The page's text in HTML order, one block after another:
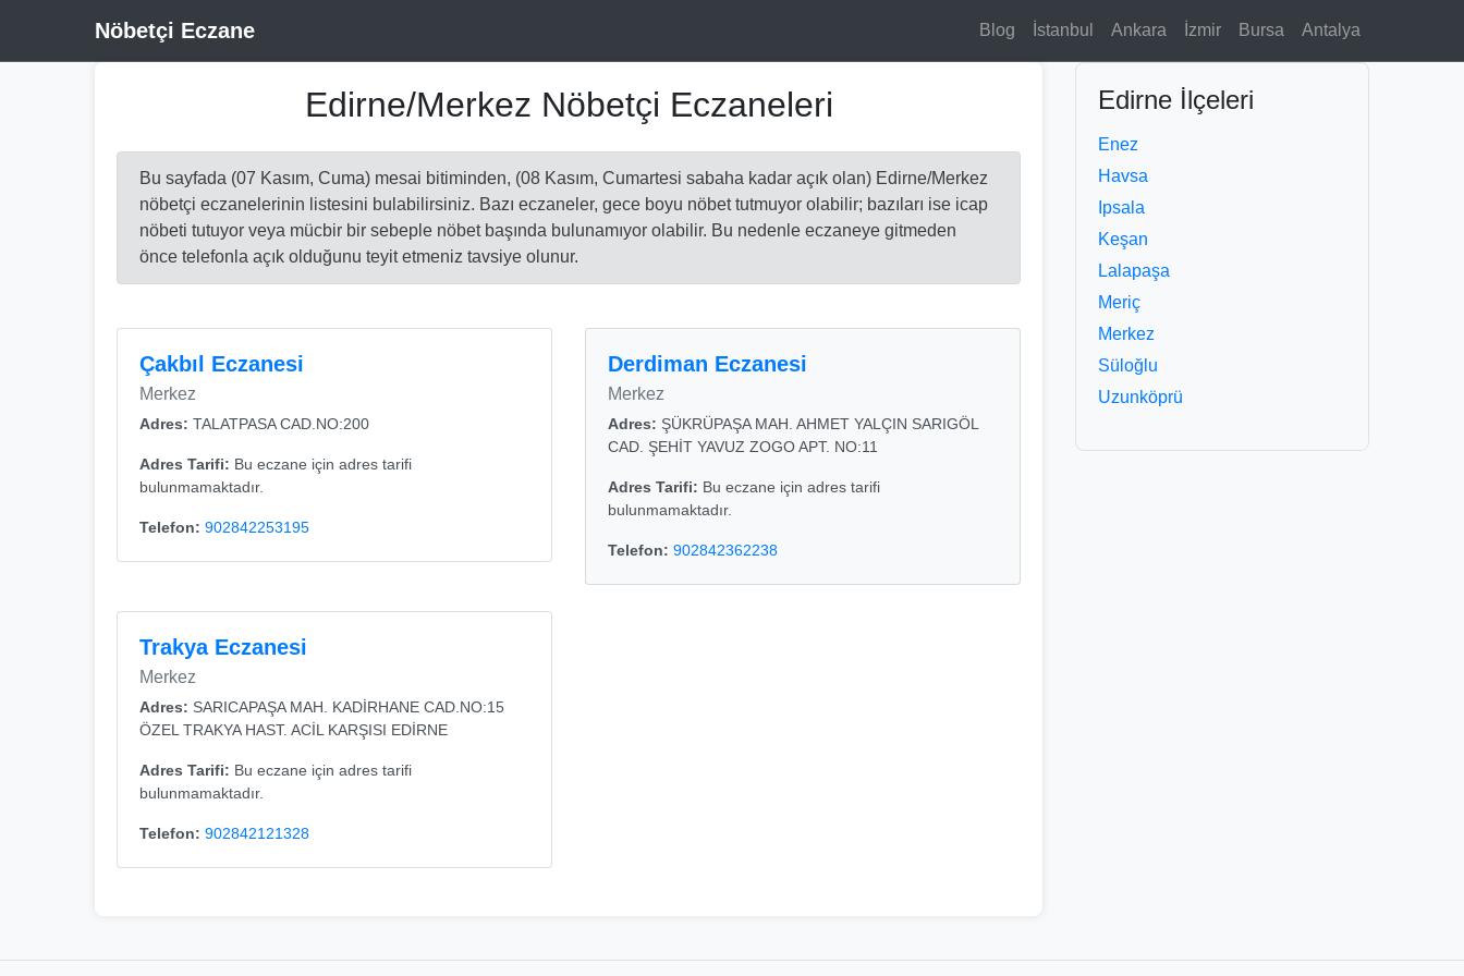
Nöbetçi Eczane Blog İstanbul Ankara İzmir Bursa Antalya
Edirne/Merkez Nöbetçi Eczaneleri
Bu sayfada (07 Kasım, Cuma) mesai bitiminden, (08 Kasım, Cumartesi sabaha kadar açık olan) Edirne/Merkez
nöbetçi eczanelerinin listesini bulabilirsiniz. Bazı eczaneler, gece boyu nöbet tutmuyor olabilir; bazıları ise icap
nöbeti tutuyor veya mücbir bir sebeple nöbet başında bulunamıyor olabilir. Bu nedenle eczaneye gitmeden
önce telefonla açık olduğunu teyit etmeniz tavsiye olunur.
Çakbıl Eczanesi
Merkez
Adres: TALATPASA CAD.NO:200
Adres Tarifi: Bu eczane için adres tarifi
bulunmamaktadır.
Telefon: 902842253195
Derdiman Eczanesi
Merkez
Adres: ŞÜKRÜPAŞA MAH. AHMET YALÇIN SARIGÖL
CAD. ŞEHİT YAVUZ ZOGO APT. NO:11
Adres Tarifi: Bu eczane için adres tarifi
bulunmamaktadır.
Telefon: 902842362238
Trakya Eczanesi
Merkez
Adres: SARICAPAŞA MAH. KADİRHANE CAD.NO:15
ÖZEL TRAKYA HAST. ACİL KARŞISI EDİRNE
Adres Tarifi: Bu eczane için adres tarifi
bulunmamaktadır.
Telefon: 902842121328
Edirne İlçeleri
Enez
Havsa
Ipsala
Keşan
Lalapaşa
Meriç
Merkez
Süloğlu
Uzunköprü